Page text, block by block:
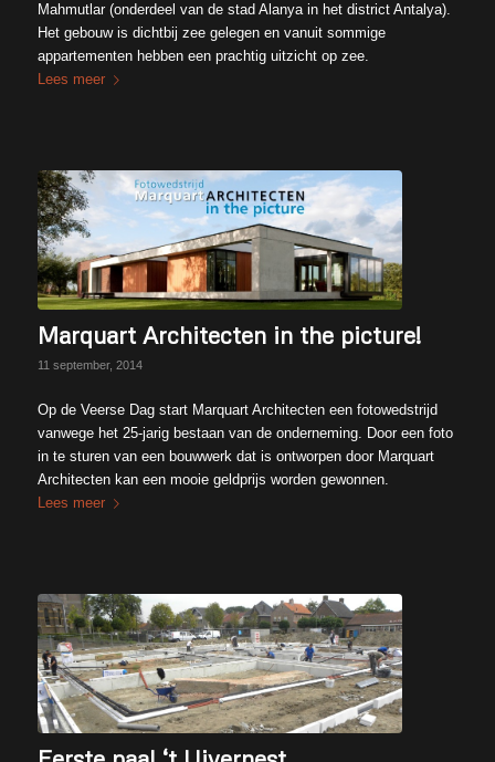
Mahmutlar (onderdeel van de stad Alanya in het district Antalya).
Het gebouw is dichtbij zee gelegen en vanuit sommige
appartementen hebben een prachtig uitzicht op zee.
Lees meer
Marquart Architecten in the picture!
11 september, 2014
Op de Veerse Dag start Marquart Architecten een fotowedstrijd
vanwege het 25-jarig bestaan van de onderneming. Door een foto
in te sturen van een bouwwerk dat is ontworpen door Marquart
Architecten kan een mooie geldprijs worden gewonnen.
Lees meer